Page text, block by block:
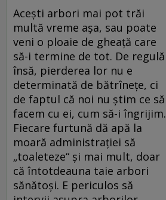
Acești arbori mai pot trăi
multă vreme așa, sau poate
veni o ploaie de gheață care
să-i termine de tot. De regulă
însă, pierderea lor nu e
determinată de bătrînețe, ci
de faptul că noi nu știm ce să
facem cu ei, cum să-i îngrijim.
Fiecare furtună dă apă la
moară administrației să
„toaleteze“ și mai mult, doar
că întotdeauna taie arbori
sănătoși. E periculos să